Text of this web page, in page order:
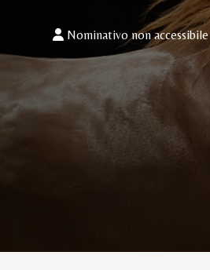
Nominativo non accessibile